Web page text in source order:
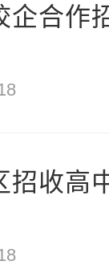
企合作
招收高